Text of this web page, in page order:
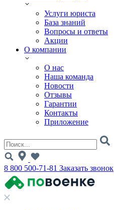
Услуги юриста
База знаний
Вопросы и ответы
Акции
О компании
О нас
Наша команда
Новости
Отзывы
Гарантии
Контакты
Приложение
8 800 500-71-81 Заказать звонок